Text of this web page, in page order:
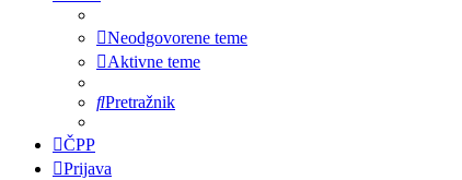
Neodgovorene teme
Aktivne teme
Pretražnik
ČPP
Prijava